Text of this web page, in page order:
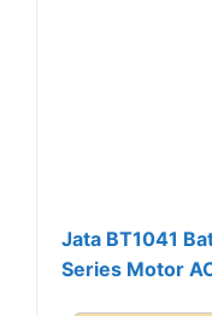
Jata BT1041
Series Motor